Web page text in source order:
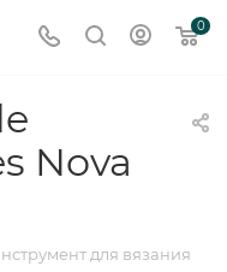
0
Nova
для вязания